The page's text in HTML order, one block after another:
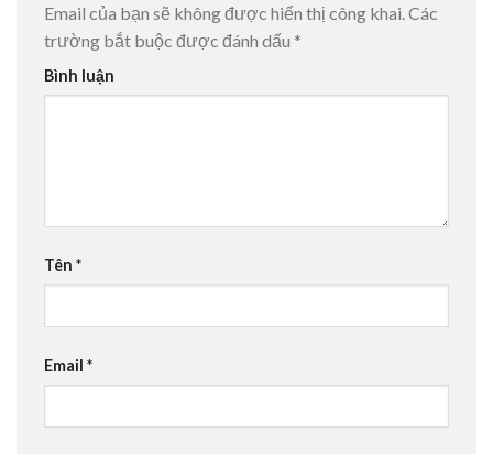
Email của bạn sẽ không được hiển thị công khai.Các
trường bắt buộc được đánh dấu *
Bình luận
Tên *
Email *